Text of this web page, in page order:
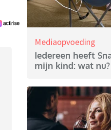
Mediaopvoeding
Iedereen heeft
mijn kind: wat nu?